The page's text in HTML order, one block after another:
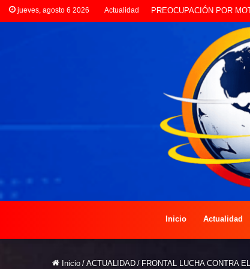
jueves, agosto 6 2026 Actualidad NIÑOS DISFRUTAN DE
Inicio Actualidad
Inicio / ACTUALIDAD / FRONTAL LUCHA CONTRA